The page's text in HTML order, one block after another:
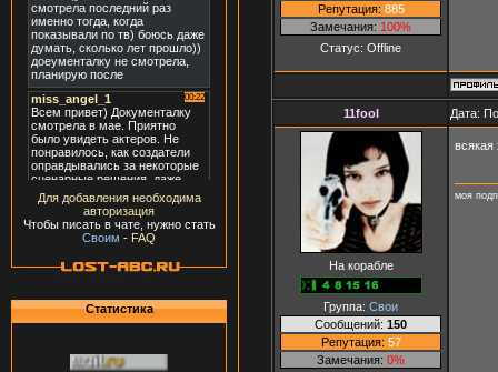
Для добавления необходима
авторизация
Чтобы писать в чате, нужно стать
Своим - FAQ
Статистика
Репутация: 885
Замечания: 100%
Статус: Offline
11fool Дата:
На корабле
Группа: Свои
Сообщений: 150
Репутация: 57
Замечания: 0%
моя